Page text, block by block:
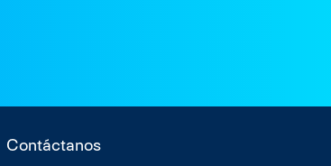
Contáctanos